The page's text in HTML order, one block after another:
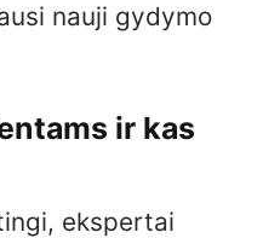
nauji gydymo
ir kas
ekspertai